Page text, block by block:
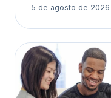
5 de agosto de 2026